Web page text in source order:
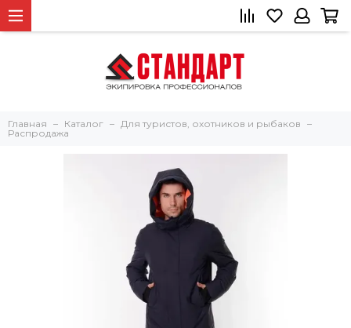
Главная Каталог
Для туристов, охотников и рыбаков
Распродажа